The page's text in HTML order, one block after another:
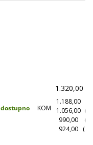
dostupno KOM
1.320,00
1.188,00
1.056,00
990,00
924,00